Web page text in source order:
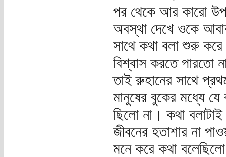
পর থেকে আর কারো
অবস্থা দেখে ওকে
সাথে কথা বলা শুরু
বিশ্বাস করতে পারতো
তাই রুহানের সাথে
মানুষের বুকের মধ্যে
ছিলো না। কথা
জীবনের হতাশার না
মনে করে কথা